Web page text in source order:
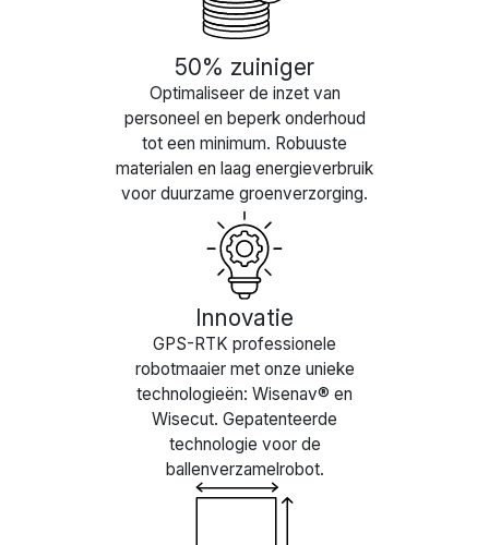
50% zuiniger
Optimaliseer de inzet van
personeel en beperk onderhoud
tot een minimum. Robuuste
materialen en laag energieverbruik
voor duurzame groenverzorging.
Innovatie
GPS-RTK professionele
robotmaaier met onze unieke
technologieën: Wisenav® en
Wisecut. Gepatenteerde
technologie voor de
ballenverzamelrobot.